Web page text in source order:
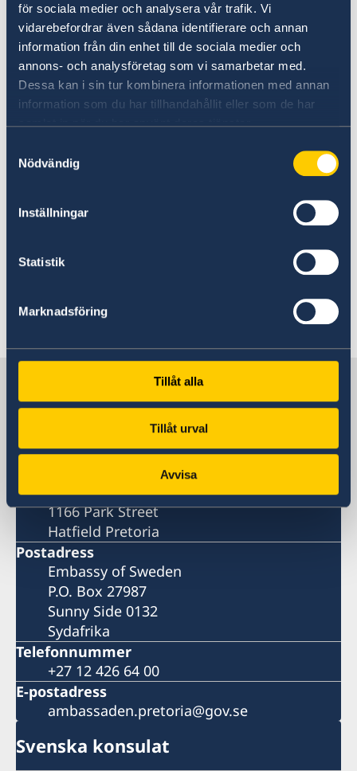
för sociala medier och analysera vår trafik. Vi
vidarebefordrar även sådana identifierare och annan
information från din enhet till de sociala medier och
annons- och analysföretag som vi samarbetar med.
Dessa kan i sin tur kombinera informationen med annan
information som du har tillhandahållit eller som de har
samlat in när du har använt deras tjänster.
Nödvändig
Inställningar
Statistik
Marknadsföring
Tillåt alla
Tillåt urval
Avvisa
Sharingsweden.se
Consulate of Sweden in Cape Town
Innovation City Cape Town
Association
Senast uppdaterad 19 dec. 2025, 09.48
Sverige i Sydafrika
Sveriges ambassad
iParioli Complex
1166 Park Street
Hatfield Pretoria
Postadress
Embassy of Sweden
P.O. Box 27987
Sunny Side 0132
Sydafrika
Telefonnummer
+27 12 426 64 00
E-postadress
ambassaden.pretoria@gov.se
Svenska konsulat